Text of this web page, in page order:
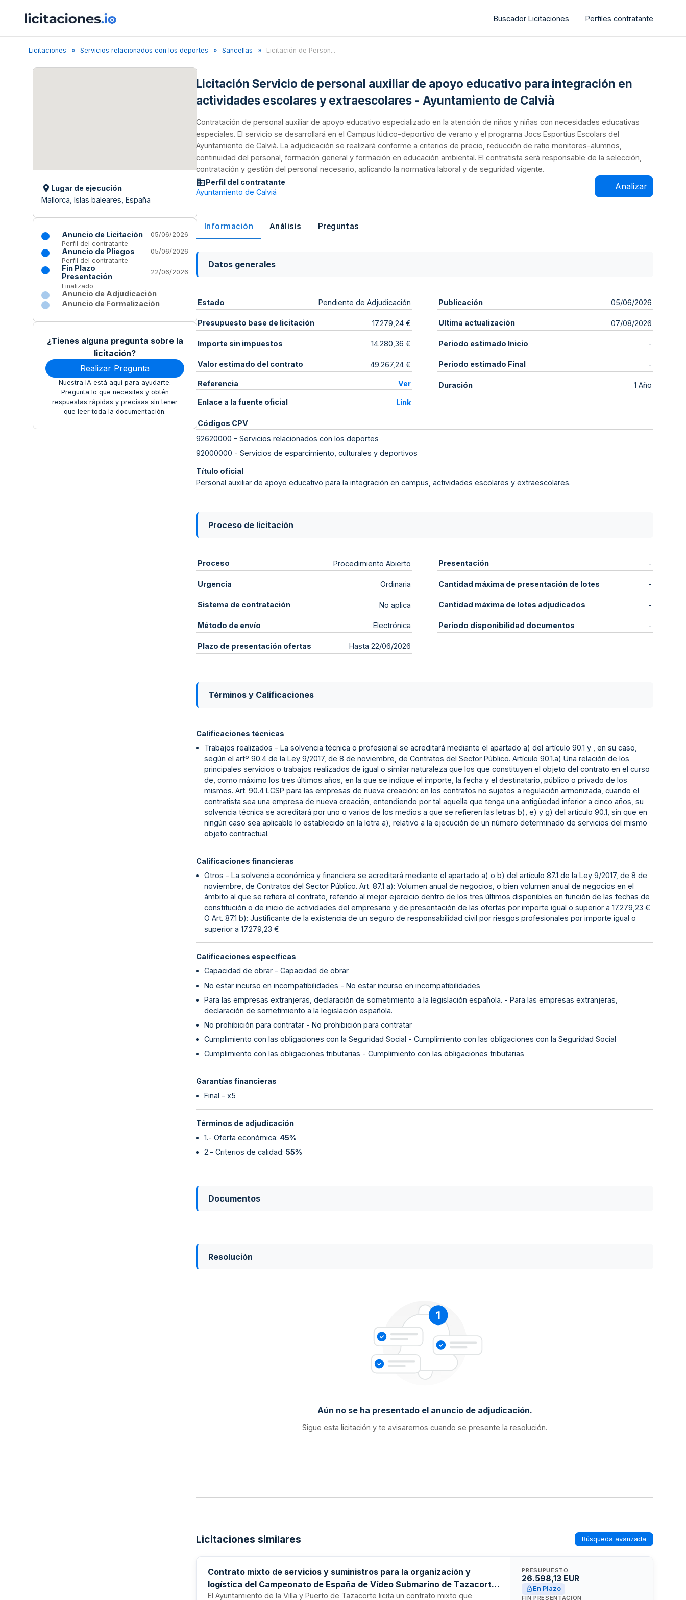
Buscador Licitaciones Perfiles contratante
Licitaciones Servicios relacionados con los deportes Sancellas Licitación de Person...
Lugar de ejecución
Mallorca, Islas baleares, España
Anuncio de Licitación
05/06/2026
Perfil del contratante
Anuncio de Pliegos
05/06/2026
Perfil del contratante
Fin Plazo
Presentación
22/06/2026
Finalizado
Anuncio de Adjudicación
Anuncio de Formalización
¿Tienes alguna pregunta sobre la
licitación?
Realizar Pregunta
Nuestra IA está aquí para ayudarte.
Pregunta lo que necesites y obtén
respuestas rápidas y precisas sin tener
que leer toda la documentación.
Licitación Servicio de personal auxiliar de apoyo educativo para integración en
actividades escolares y extraescolares - Ayuntamiento de Calvià
Contratación de personal auxiliar de apoyo educativo especializado en la atención de niños y niñas con necesidades educativas
especiales. El servicio se desarrollará en el Campus lúdico-deportivo de verano y el programa Jocs Esportius Escolars del
Ayuntamiento de Calvià. La adjudicación se realizará conforme a criterios de precio, reducción de ratio monitores-alumnos,
continuidad del personal, formación general y formación en educación ambiental. El contratista será responsable de la selección,
contratación y gestión del personal necesario, aplicando la normativa laboral y de seguridad vigente.
Perfil del contratante
Ayuntamiento de Calviá
Analizar
Información Análisis Preguntas
Datos generales
Estado Pendiente de Adjudicación
Presupuesto base de licitación 17.279,24 €
Importe sin impuestos 14.280,36 €
Valor estimado del contrato 49.267,24 €
Referencia Ver
Enlace a la fuente oficial Link
Publicación 05/06/2026
Ultima actualización 07/08/2026
Periodo estimado Inicio -
Periodo estimado Final -
Duración 1 Año
Códigos CPV
92620000 - Servicios relacionados con los deportes
92000000 - Servicios de esparcimiento, culturales y deportivos
Título oficial
Personal auxiliar de apoyo educativo para la integración en campus, actividades escolares y extraescolares.
Proceso de licitación
Proceso Procedimiento Abierto
Urgencia Ordinaria
Sistema de contratación No aplica
Método de envío Electrónica
Plazo de presentación ofertas Hasta 22/06/2026
Presentación -
Cantidad máxima de presentación de lotes -
Cantidad máxima de lotes adjudicados -
Período disponibilidad documentos -
Términos y Calificaciones
Calificaciones técnicas
Trabajos realizados - La solvencia técnica o profesional se acreditará mediante el apartado a) del artículo 90.1 y , en su caso,
según el artº 90.4 de la Ley 9/2017, de 8 de noviembre, de Contratos del Sector Público. Artículo 90.1.a) Una relación de los
principales servicios o trabajos realizados de igual o similar naturaleza que los que constituyen el objeto del contrato en el curso
de, como máximo los tres últimos años, en la que se indique el importe, la fecha y el destinatario, público o privado de los
mismos. Art. 90.4 LCSP para las empresas de nueva creación: en los contratos no sujetos a regulación armonizada, cuando el
contratista sea una empresa de nueva creación, entendiendo por tal aquella que tenga una antigüedad inferior a cinco años, su
solvencia técnica se acreditará por uno o varios de los medios a que se refieren las letras b), e) y g) del artículo 90.1, sin que en
ningún caso sea aplicable lo establecido en la letra a), relativo a la ejecución de un número determinado de servicios del mismo
objeto contractual.
Calificaciones financieras
Otros - La solvencia económica y financiera se acreditará mediante el apartado a) o b) del artículo 87.1 de la Ley 9/2017, de 8 de
noviembre, de Contratos del Sector Público. Art. 87.1 a): Volumen anual de negocios, o bien volumen anual de negocios en el
ámbito al que se refiera el contrato, referido al mejor ejercicio dentro de los tres últimos disponibles en función de las fechas de
constitución o de inicio de actividades del empresario y de presentación de las ofertas por importe igual o superior a 17.279,23 €
O Art. 87.1 b): Justificante de la existencia de un seguro de responsabilidad civil por riesgos profesionales por importe igual o
superior a 17.279,23 €
Calificaciones específicas
Capacidad de obrar - Capacidad de obrar
No estar incurso en incompatibilidades - No estar incurso en incompatibilidades
Para las empresas extranjeras, declaración de sometimiento a la legislación española. - Para las empresas extranjeras,
declaración de sometimiento a la legislación española.
No prohibición para contratar - No prohibición para contratar
Cumplimiento con las obligaciones con la Seguridad Social - Cumplimiento con las obligaciones con la Seguridad Social
Cumplimiento con las obligaciones tributarias - Cumplimiento con las obligaciones tributarias
Garantías financieras
Final - x5
Términos de adjudicación
1.- Oferta económica: 45%
2.- Criterios de calidad: 55%
Documentos
Resolución
Aún no se ha presentado el anuncio de adjudicación.
Sigue esta licitación y te avisaremos cuando se presente la resolución.
Licitaciones similares Búsqueda avanzada
Contrato mixto de servicios y suministros para la organización y
logística del Campeonato de España de Vídeo Submarino de Tazacorte
2026
El Ayuntamiento de la Villa y Puerto de Tazacorte licita un contrato mixto que
PRESUPUESTO
26.598,13 EUR
En Plazo
FIN PRESENTACIÓN